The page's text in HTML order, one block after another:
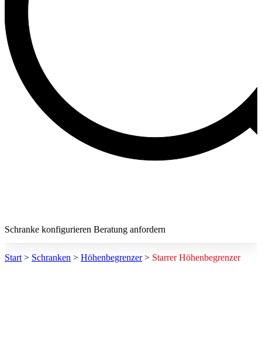
Schranke konfigurieren Beratung anfordern
Start > Schranken > Höhenbegrenzer> Starrer Höhenbegrenzer